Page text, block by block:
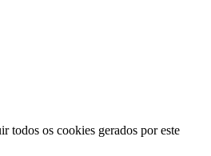
todos os cookies gerados por este